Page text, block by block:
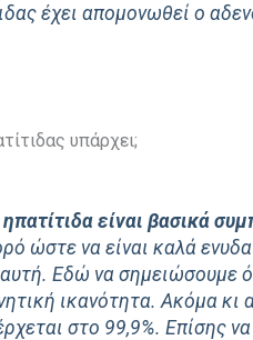
έχει απομονωθεί ο
υπάρχει;
είναι βασικά
ώστε να είναι καλά
Εδώ να σημειώσουμε
ικανότητα. Ακόμα κι
στο 99,9%. Επίσης